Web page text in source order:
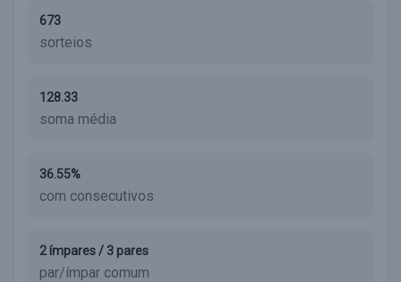
673
sorteios
128.33
soma média
36.55%
com consecutivos
2 ímpares / 3 pares
par/ímpar comum